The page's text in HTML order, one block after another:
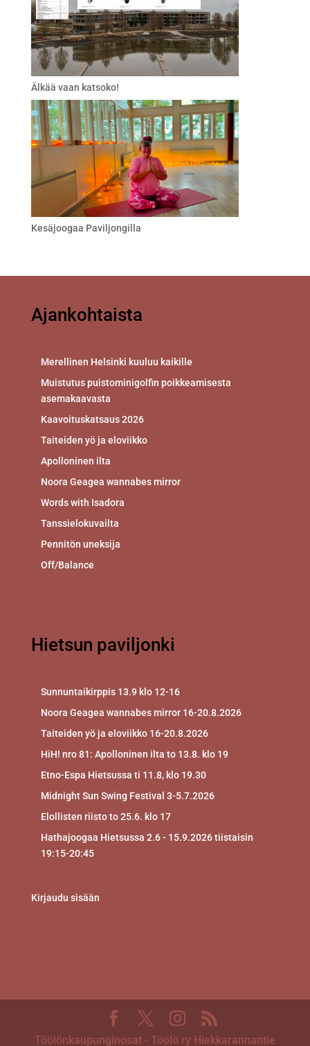
Älkää vaan katsoko!
Kesäjoogaa Paviljongilla
Ajankohtaista
Merellinen Helsinki kuuluu kaikille
Muistutus puistominigolfin poikkeamisesta
asemakaavasta
Kaavoituskatsaus 2026
Taiteiden yö ja eloviikko
Apolloninen ilta
Noora Geagea wannabes mirror
Words with Isadora
Tanssielokuvailta
Pennitön uneksija
Off/Balance
Hietsun paviljonki
Sunnuntaikirppis 13.9 klo 12-16
Noora Geagea wannabes mirror 16-20.8.2026
Taiteiden yö ja eloviikko 16-20.8.2026
HiH! nro 81: Apolloninen ilta to 13.8. klo 19
Etno-Espa Hietsussa ti 11.8, klo 19.30
Midnight Sun Swing Festival 3-5.7.2026
Elollisten riisto to 25.6. klo 17
Hathajoogaa Hietsussa 2.6 - 15.9.2026 tiistaisin
19:15-20:45
Kirjaudu sisään
Töölönkaupunginosat - Töölö ry Hiekkarannantie